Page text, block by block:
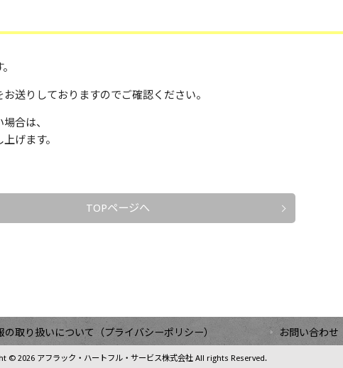
送りしておりますのでご確認ください。
合は、
げます。
TOPページへ
の取り扱いについて（プライバシーポリシー） お問い合わせ
© 2026 アフラック・ハートフル・サービス株式会社 All rights Reserved.